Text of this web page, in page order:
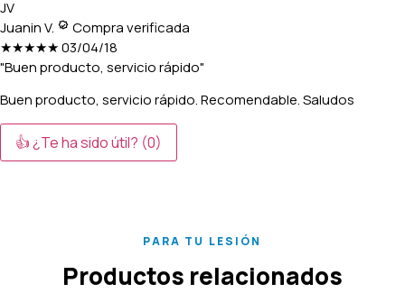
JV
Juanin V.
Compra verificada
★★★★★03/04/18
"Buen producto, servicio rápido"
Buen producto, servicio rápido. Recomendable. Saludos
👍 ¿Te ha sido útil? (0)
PARA TU LESIÓN
Productos relacionados